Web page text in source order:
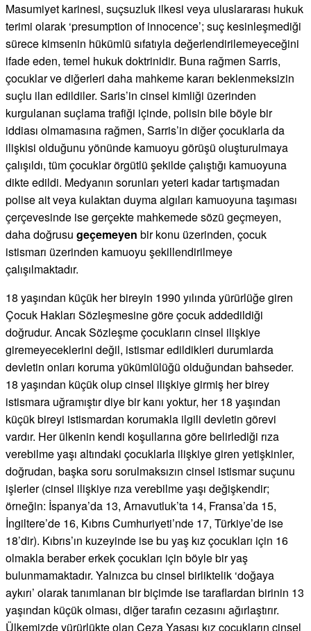
Masumiyet karinesi, suçsuzluk ilkesi veya uluslararası hukuk
terimi olarak ‘presumption of innocence’; suç kesinleşmediği
sürece kimsenin hükümlü sıfatıyla değerlendirilemeyeceğini
ifade eden, temel hukuk doktrinidir. Buna rağmen Sarris,
çocuklar ve diğerleri daha mahkeme kararı beklenmeksizin
suçlu ilan edildiler. Saris’in cinsel kimliği üzerinden
kurgulanan suçlama trafiği içinde, polisin bile böyle bir
iddiası olmamasına rağmen, Sarris’in diğer çocuklarla da
ilişkisi olduğunu yönünde kamuoyu görüşü oluşturulmaya
çalışıldı, tüm çocuklar örgütlü şekilde çalıştığı kamuoyuna
dikte edildi. Medyanın sorunları yeteri kadar tartışmadan
polise ait veya kulaktan duyma algıları kamuoyuna taşıması
çerçevesinde ise gerçekte mahkemede sözü geçmeyen,
daha doğrusu geçemeyen bir konu üzerinden, çocuk
istismarı üzerinden kamuoyu şekillendirilmeye
çalışılmaktadır.
18 yaşından küçük her bireyin 1990 yılında yürürlüğe giren
Çocuk Hakları Sözleşmesine göre çocuk addedildiği
doğrudur. Ancak Sözleşme çocukların cinsel ilişkiye
giremeyeceklerini değil, istismar edildikleri durumlarda
devletin onları koruma yükümlülüğü olduğundan bahseder.
18 yaşından küçük olup cinsel ilişkiye girmiş her birey
istismara uğramıştır diye bir kanı yoktur, her 18 yaşından
küçük bireyi istismardan korumakla ilgili devletin görevi
vardır. Her ülkenin kendi koşullarına göre belirlediği rıza
verebilme yaşı altındaki çocuklarla ilişkiye giren yetişkinler,
doğrudan, başka soru sorulmaksızın cinsel istismar suçunu
işlerler (cinsel ilişkiye rıza verebilme yaşı değişkendir;
örneğin: İspanya’da 13, Arnavutluk’ta 14, Fransa’da 15,
İngiltere’de 16, Kıbrıs Cumhuriyeti’nde 17, Türkiye’de ise
18’dir). Kıbrıs’ın kuzeyinde ise bu yaş kız çocukları için 16
olmakla beraber erkek çocukları için böyle bir yaş
bulunmamaktadır. Yalnızca bu cinsel birliktelik ‘doğaya
aykırı’ olarak tanımlanan bir biçimde ise taraflardan birinin 13
yaşından küçük olması, diğer tarafın cezasını ağırlaştırır.
Ülkemizde yürürlükte olan Ceza Yasası kız çocukların cinsel